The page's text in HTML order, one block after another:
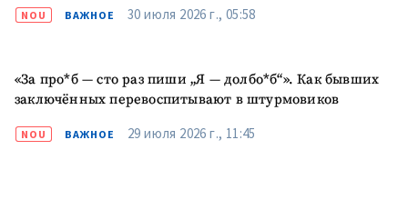
NOU ВАЖНОЕ 30 июля 2026 г., 05:58
«За про*б — сто раз пиши „Я — долбо*б“». Как бывших
заключённых перевоспитывают в штурмовиков
NOU ВАЖНОЕ 29 июля 2026 г., 11:45